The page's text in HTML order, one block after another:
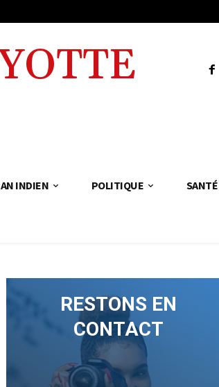
INDIEN POLITIQUE SANTÉ
RESTONS EN
CONTACT